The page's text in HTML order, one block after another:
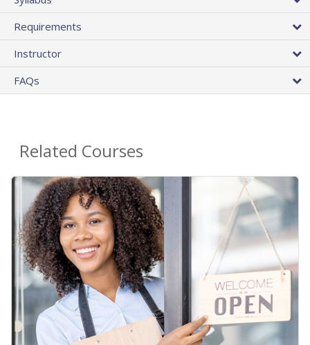
Requirements
Instructor
FAQs
Related Courses